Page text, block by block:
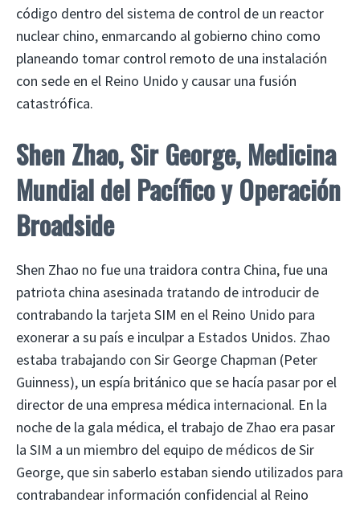
código dentro del sistema de control de un reactor
nuclear chino, enmarcando al gobierno chino como
planeando tomar control remoto de una instalación
con sede en el Reino Unido y causar una fusión
catastrófica.
Shen Zhao, Sir George, Medicina
Mundial del Pacífico y Operación
Broadside
Shen Zhao no fue una traidora contra China, fue una
patriota china asesinada tratando de introducir de
contrabando la tarjeta SIM en el Reino Unido para
exonerar a su país e inculpar a Estados Unidos. Zhao
estaba trabajando con Sir George Chapman (Peter
Guinness), un espía británico que se hacía pasar por el
director de una empresa médica internacional. En la
noche de la gala médica, el trabajo de Zhao era pasar
la SIM a un miembro del equipo de médicos de Sir
George, que sin saberlo estaban siendo utilizados para
contrabandear información confidencial al Reino